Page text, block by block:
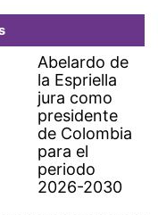
Abelardo de
la Espriella
jura como
presidente
de Colombia
para el
periodo
2026-2030